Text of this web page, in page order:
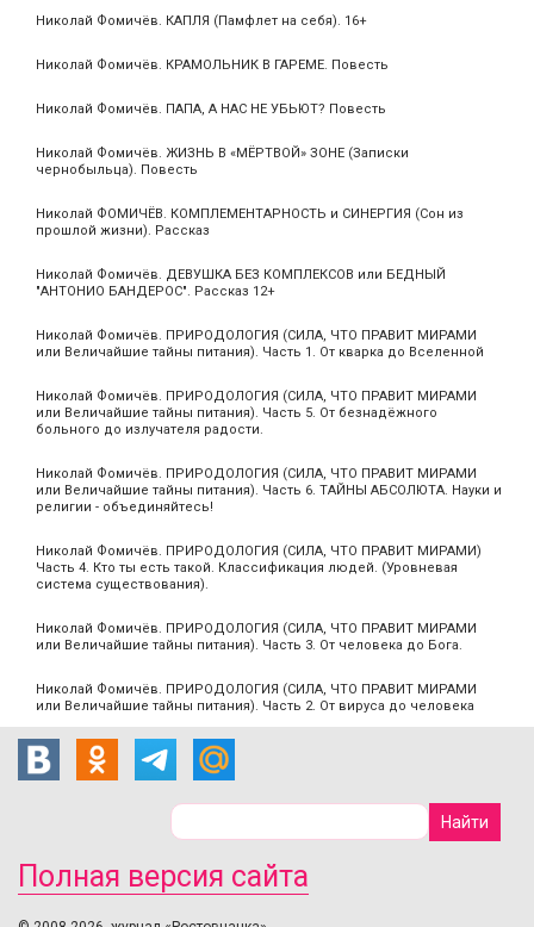
Николай Фомичёв. КАПЛЯ (Памфлет на себя). 16+
Николай Фомичёв. КРАМОЛЬНИК В ГАРЕМЕ. Повесть
Николай Фомичёв. ПАПА, А НАС НЕ УБЬЮТ? Повесть
Николай Фомичёв. ЖИЗНЬ В «МЁРТВОЙ» ЗОНЕ (Записки
чернобыльца). Повесть
Николай ФОМИЧЁВ. КОМПЛЕМЕНТАРНОСТЬ и СИНЕРГИЯ (Сон из
прошлой жизни). Рассказ
Николай Фомичёв. ДЕВУШКА БЕЗ КОМПЛЕКСОВ или БЕДНЫЙ
"АНТОНИО БАНДЕРОС". Рассказ 12+
Николай Фомичёв. ПРИРОДОЛОГИЯ (СИЛА, ЧТО ПРАВИТ МИРАМИ
или Величайшие тайны питания). Часть 1. От кварка до Вселенной
Николай Фомичёв. ПРИРОДОЛОГИЯ (СИЛА, ЧТО ПРАВИТ МИРАМИ
или Величайшие тайны питания). Часть 5. От безнадёжного
больного до излучателя радости.
Николай Фомичёв. ПРИРОДОЛОГИЯ (СИЛА, ЧТО ПРАВИТ МИРАМИ
или Величайшие тайны питания). Часть 6. ТАЙНЫ АБСОЛЮТА. Науки и
религии - объединяйтесь!
Николай Фомичёв. ПРИРОДОЛОГИЯ (СИЛА, ЧТО ПРАВИТ МИРАМИ)
Часть 4. Кто ты есть такой. Классификация людей. (Уровневая
система существования).
Николай Фомичёв. ПРИРОДОЛОГИЯ (СИЛА, ЧТО ПРАВИТ МИРАМИ
или Величайшие тайны питания). Часть 3. От человека до Бога.
Николай Фомичёв. ПРИРОДОЛОГИЯ (СИЛА, ЧТО ПРАВИТ МИРАМИ
или Величайшие тайны питания). Часть 2. От вируса до человека
Полная версия сайта